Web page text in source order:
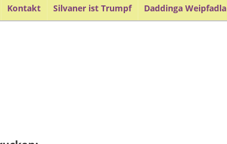
Kontakt Silvaner ist Trumpf Daddinga Weipfadla